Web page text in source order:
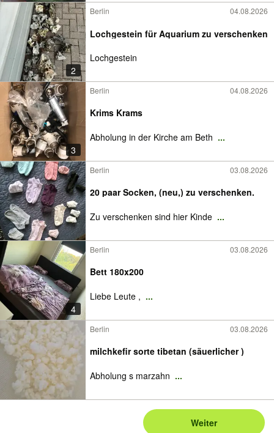
2
Berlin 04.08.2026
Lochgestein für Aquarium zu verschenken
Lochgestein
3
Berlin 04.08.2026
Krims Krams
Abholung in der Kirche am Beth ...
Berlin 03.08.2026
20 paar Socken, (neu,) zu verschenken.
Zu verschenken sind hier Kinde ...
4
Berlin 03.08.2026
Bett 180x200
Liebe Leute , ...
Berlin 03.08.2026
milchkefir sorte tibetan (säuerlicher )
Abholung s marzahn ...
Weiter